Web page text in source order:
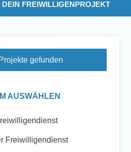
im
-
DEIN FREIWILLIGENPROJEKT
gefunden
AUSWÄHLEN
Freiwilligendienst